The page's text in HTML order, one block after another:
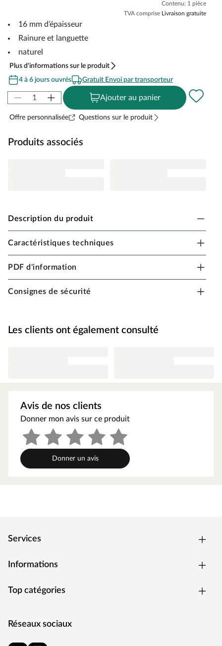
Contenu: 1 pièce
TVA comprise Livraison gratuite
16 mm d’épaisseur
Rainure et languette
naturel
Plus d'informations sur le produit
4 à 6 jours ouvrés
Gratuit Envoi par transporteur
Ajouter au panier
Offre personnalisée Questions sur le produit
Produits associés
Description du produit
PALMAKO plancher pour stand de marché
« Stella » 5,0 m² naturel
Caractéristiques techniques
PDF d'information
Consignes de sécurité
Les clients ont également consulté
Avis de nos clients
Donner mon avis sur ce produit
Donner un avis
Services
Informations
Top catégories
Réseaux sociaux